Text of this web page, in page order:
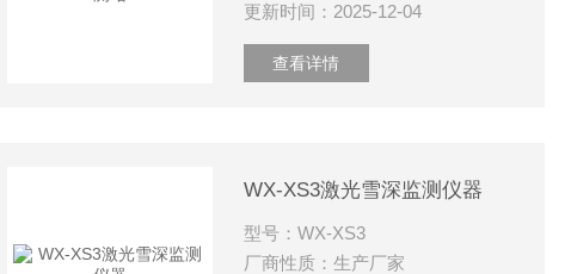
更新时间：2025-12-04
查看详情
WX-XS3激光雪深监测仪器
型号：WX-XS3
厂商性质：生产厂家